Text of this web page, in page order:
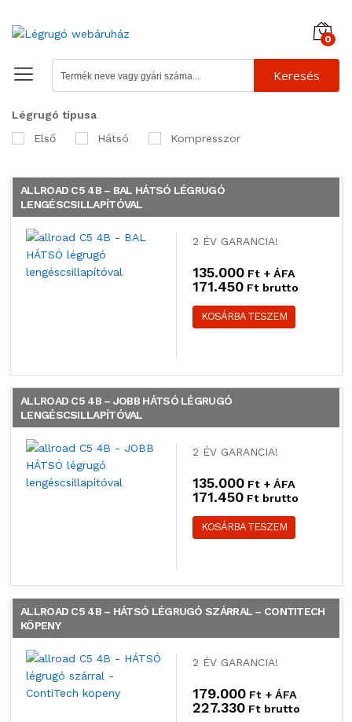
0
Keresés
Légrugó típusa
Első
Hátsó Kompresszor
ALLROAD C5 4B – BAL HÁTSÓ LÉGRUGÓ
LENGÉSCSILLAPÍTÓVAL
2 ÉV GARANCIA!
135.000 Ft + ÁFA
171.450 Ft brutto
KOSÁRBA TESZEM
ALLROAD C5 4B – JOBB HÁTSÓ LÉGRUGÓ
LENGÉSCSILLAPÍTÓVAL
2 ÉV GARANCIA!
135.000 Ft + ÁFA
171.450 Ft brutto
KOSÁRBA TESZEM
ALLROAD C5 4B – HÁTSÓ LÉGRUGÓ SZÁRRAL – CONTITECH
KÖPENY
2 ÉV GARANCIA!
179.000 Ft + ÁFA
227.330 Ft brutto